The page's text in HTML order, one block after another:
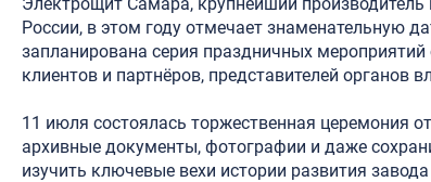
России, в этом году отмечает знаменательную
запланирована серия праздничных
клиентов и партнёров, представителей органов
11 июля состоялась торжественная церемония
архивные документы, фотографии и даже
изучить ключевые вехи истории развития